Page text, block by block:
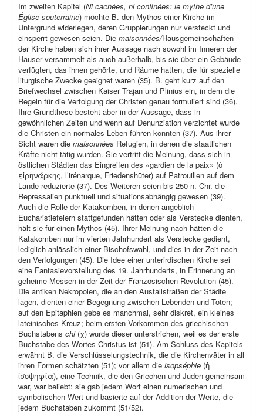
Im zweiten Kapitel (Ni cachées, ni confinées: le mythe d’une
Église souterraine) möchte B. den Mythos einer Kirche im
Untergrund widerlegen, deren Gruppierungen nur versteckt und
einsperrt gewesen seien. Die maisonnées/Hausgemeinschaften
der Kirche haben sich ihrer Aussage nach sowohl im Inneren der
Häuser versammelt als auch außerhalb, bis sie über ein Gebäude
verfügten, das ihnen gehörte, und Räume hatten, die für spezielle
liturgische Zwecke geeignet waren (35). B. geht kurz auf den
Briefwechsel zwischen Kaiser Trajan und Plinius ein, in dem die
Regeln für die Verfolgung der Christen genau formuliert sind (36).
Ihre Grundthese besteht aber in der Aussage, dass in
gewöhnlichen Zeiten und wenn auf Denunziation verzichtet wurde
die Christen ein normales Leben führen konnten (37). Aus ihrer
Sicht waren die maisonnées Refugien, in denen die staatlichen
Kräfte nicht tätig wurden. Sie vertritt die Meinung, dass sich in
östlichen Städten das Eingreifen des «gardien de la paix» (ὁ
εἰρηνάρκης, l’irénarque, Friedenshüter) auf Patrouillen auf dem
Lande reduzierte (37). Des Weiteren seien bis 250 n. Chr. die
Repressalien punktuell und situationsabhängig gewesen (39).
Auch die Rolle der Katakomben, in denen angeblich
Eucharistiefeiern stattgefunden hätten oder als Verstecke dienten,
hält sie für einen Mythos (45). Ihrer Meinung nach hätten die
Katakomben nur im vierten Jahrhundert als Verstecke gedient,
lediglich anlässlich einer Bischofswahl, und dies in der Zeit nach
den Verfolgungen (45). Die Idee einer unterirdischen Kirche sei
eine Fantasievorstellung des 19. Jahrhunderts, in Erinnerung an
geheime Messen in der Zeit der Französischen Revolution (45).
Die antiken Nekropolen, die an den Ausfallstraßen der Städte
lagen, dienten einer Begegnung zwischen Lebenden und Toten;
auf den Epitaphien gebe es manchmal, sehr diskret, ein kleines
lateinisches Kreuz; beim ersten Vorkommen des griechischen
Buchstabens chi (χ) wurde dieser unterstrichen, weil es der erste
Buchstabe des Wortes Christus ist (51). Am Schluss des Kapitels
erwähnt B. die Verschlüsselungstechnik, die die Kirchenväter in all
ihren Formen schätzten (51); vor allem die isopséphie (ἡ
ἰσοψηφία), eine Technik, die den Griechen und Juden gemeinsam
war, war beliebt: sie gab jedem Wort einen numerischen und
symbolischen Wert und basierte auf der Addition der Werte, die
jedem Buchstaben zukommt (51/52).